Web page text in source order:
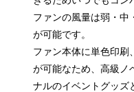
ファンの風量は弱・中
が可能です。
ファン本体に単色印刷
が可能なため、高級ノ
ナルのイベントグッズ